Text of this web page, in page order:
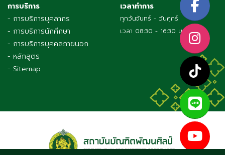
การบริการ
- การบริการบุคลากร
- การบริการนักศึกษา
- การบริการบุคคลภายนอก
- หลักสูตร
- Sitemap
เวลาทำการ
ทุกวันจันทร์ - วันศุกร์
เวลา 08:30 - 16:30 น.